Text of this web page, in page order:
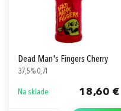
Dead Man's Fingers Cherry
37,5% 0,7l
Na sklade 18,60 €